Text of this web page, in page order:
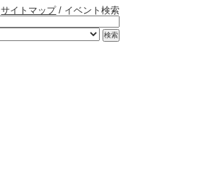
サイトマップ/ イベント検索